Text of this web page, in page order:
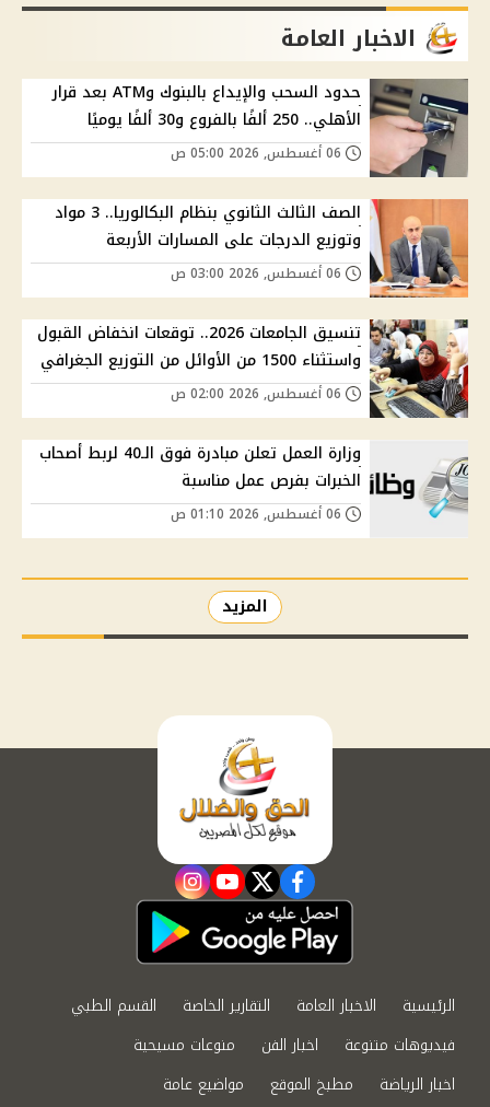
الاخبار العامة
حدود السحب والإيداع بالبنوك وATM بعد قرار
الأهلي.. 250 ألفًا بالفروع و30 ألفًا يوميًا
الصف الثالث الثانوي بنظام البكالوريا.. 3 مواد
وتوزيع الدرجات على المسارات الأربعة
تنسيق الجامعات 2026.. توقعات انخفاض القبول
واستثناء 1500 من الأوائل من التوزيع الجغرافي
وزارة العمل تعلن مبادرة فوق الـ40 لربط أصحاب
الخبرات بفرص عمل مناسبة
المزيد
facebook
twitter
youtube
instagram
الرئيسية الاخبار العامة التقارير الخاصة
القسم الطبي
فيديوهات متنوعة
اخبار الفن
منوعات مسيحية
اخبار الرياضة
مطبخ الموقع مواضيع عامة